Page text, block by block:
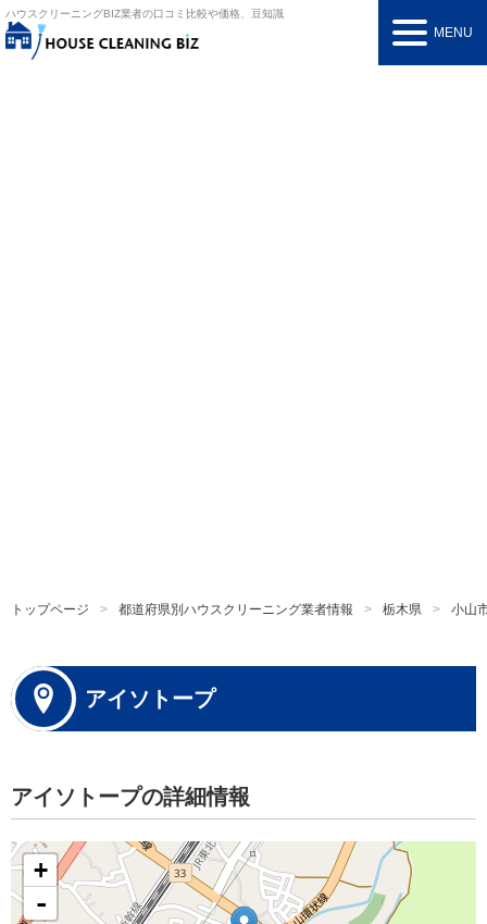
ハウスクリーニングBIZ業者の口コミ比較や価格、豆知識
MENU
トップページ 都道府県別ハウスクリーニング業者情報 栃木県 小山
アイソトープ
アイソトープの詳細情報
+
-